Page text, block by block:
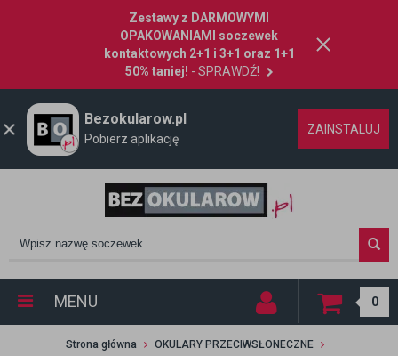
Zestawy z DARMOWYMI
OPAKOWANIAMI soczewek
kontaktowych 2+1 i 3+1 oraz 1+1
50% taniej! - SPRAWDŹ!
Bezokularow.pl
Pobierz aplikację
ZAINSTALUJ
MENU 0
Strona główna
OKULARY PRZECIWSŁONECZNE